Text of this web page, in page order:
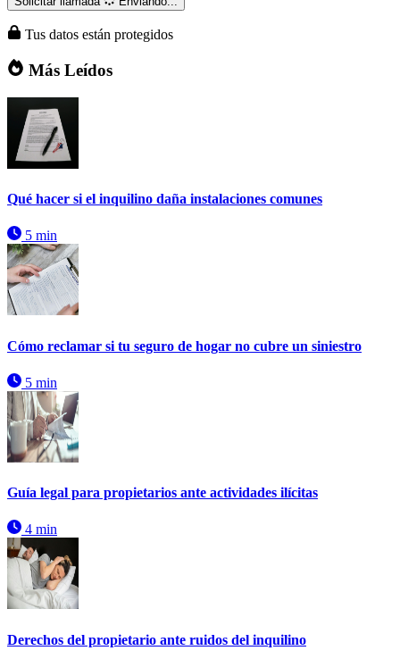
Tus datos están protegidos
Más Leídos
Qué hacer si el inquilino daña instalaciones comunes
5 min
Cómo reclamar si tu seguro de hogar no cubre un siniestro
5 min
Guía legal para propietarios ante actividades ilícitas
4 min
Derechos del propietario ante ruidos del inquilino